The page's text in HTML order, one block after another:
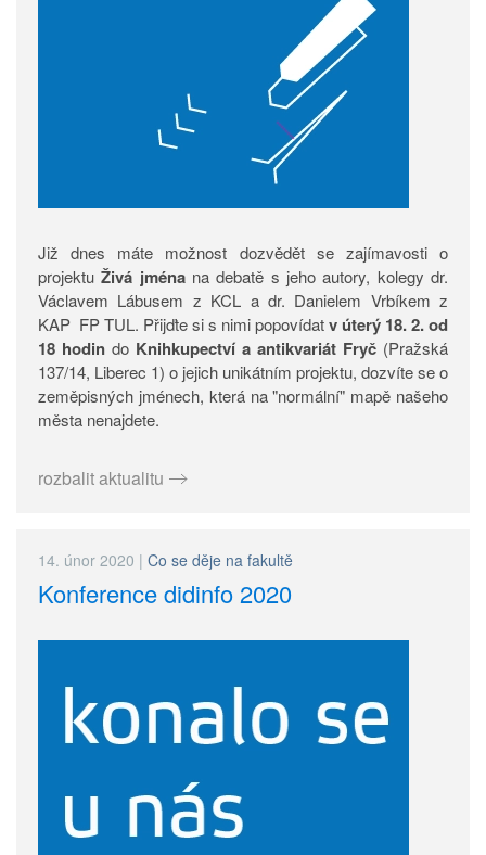
Již dnes máte možnost dozvědět se zajímavosti o
projektuŽivá jména na debatě s jeho autory, kolegy dr.
Václavem Lábusem z KCL a dr. Danielem Vrbíkem z
KAP FP TUL. Přijďte si s nimi popovídatv úterý 18. 2.od
18 hodin do Knihkupectví a antikvariát Fryč (Pražská
137/14, Liberec 1) o jejich unikátním projektu, dozvíte se o
zeměpisných jménech, která na "normální" mapě našeho
města nenajdete.
rozbalit aktualitu
14. únor 2020 | Co se děje na fakultě
Konference didinfo 2020